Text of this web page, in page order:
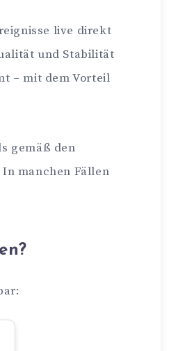
live direkt
und Stabilität
– mit dem Vorteil
gemäß den
manchen Fällen